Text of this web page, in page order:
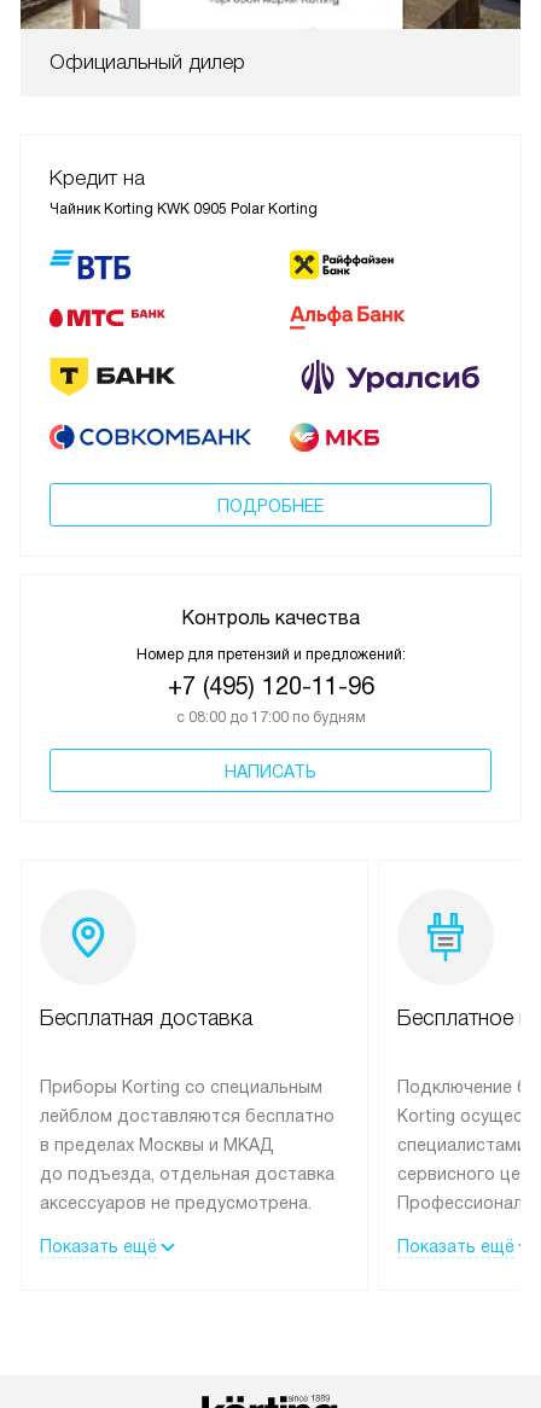
Официальный дилер
Кредит на
Чайник Korting KWK 0905 Polar Korting
ПОДРОБНЕЕ
Контроль качества
Номер для претензий и предложений:
+7 (495) 120-11-96
с 08:00 до 17:00 по будням
НАПИСАТЬ
Бесплатная доставка
Приборы Korting со специальным
лейблом доставляются бесплатно
в пределах Москвы и МКАД
до подъезда, отдельная доставка
аксессуаров не предусмотрена.
дополнительно. При заказе
Показать ещё
Бесплатное
Подключение
Korting
специалистами
сервисного
эксплуатации
Показать ещё